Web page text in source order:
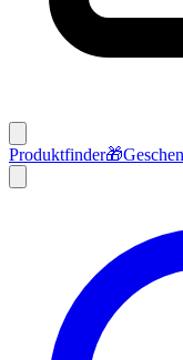
Produktfinder🎁